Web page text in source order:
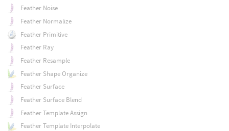
Feather Noise
Feather Normalize
Feather Primitive
Feather Ray
Feather Resample
Feather Shape Organize
Feather Surface
Feather Surface Blend
Feather Template Assign
Feather Template Interpolate